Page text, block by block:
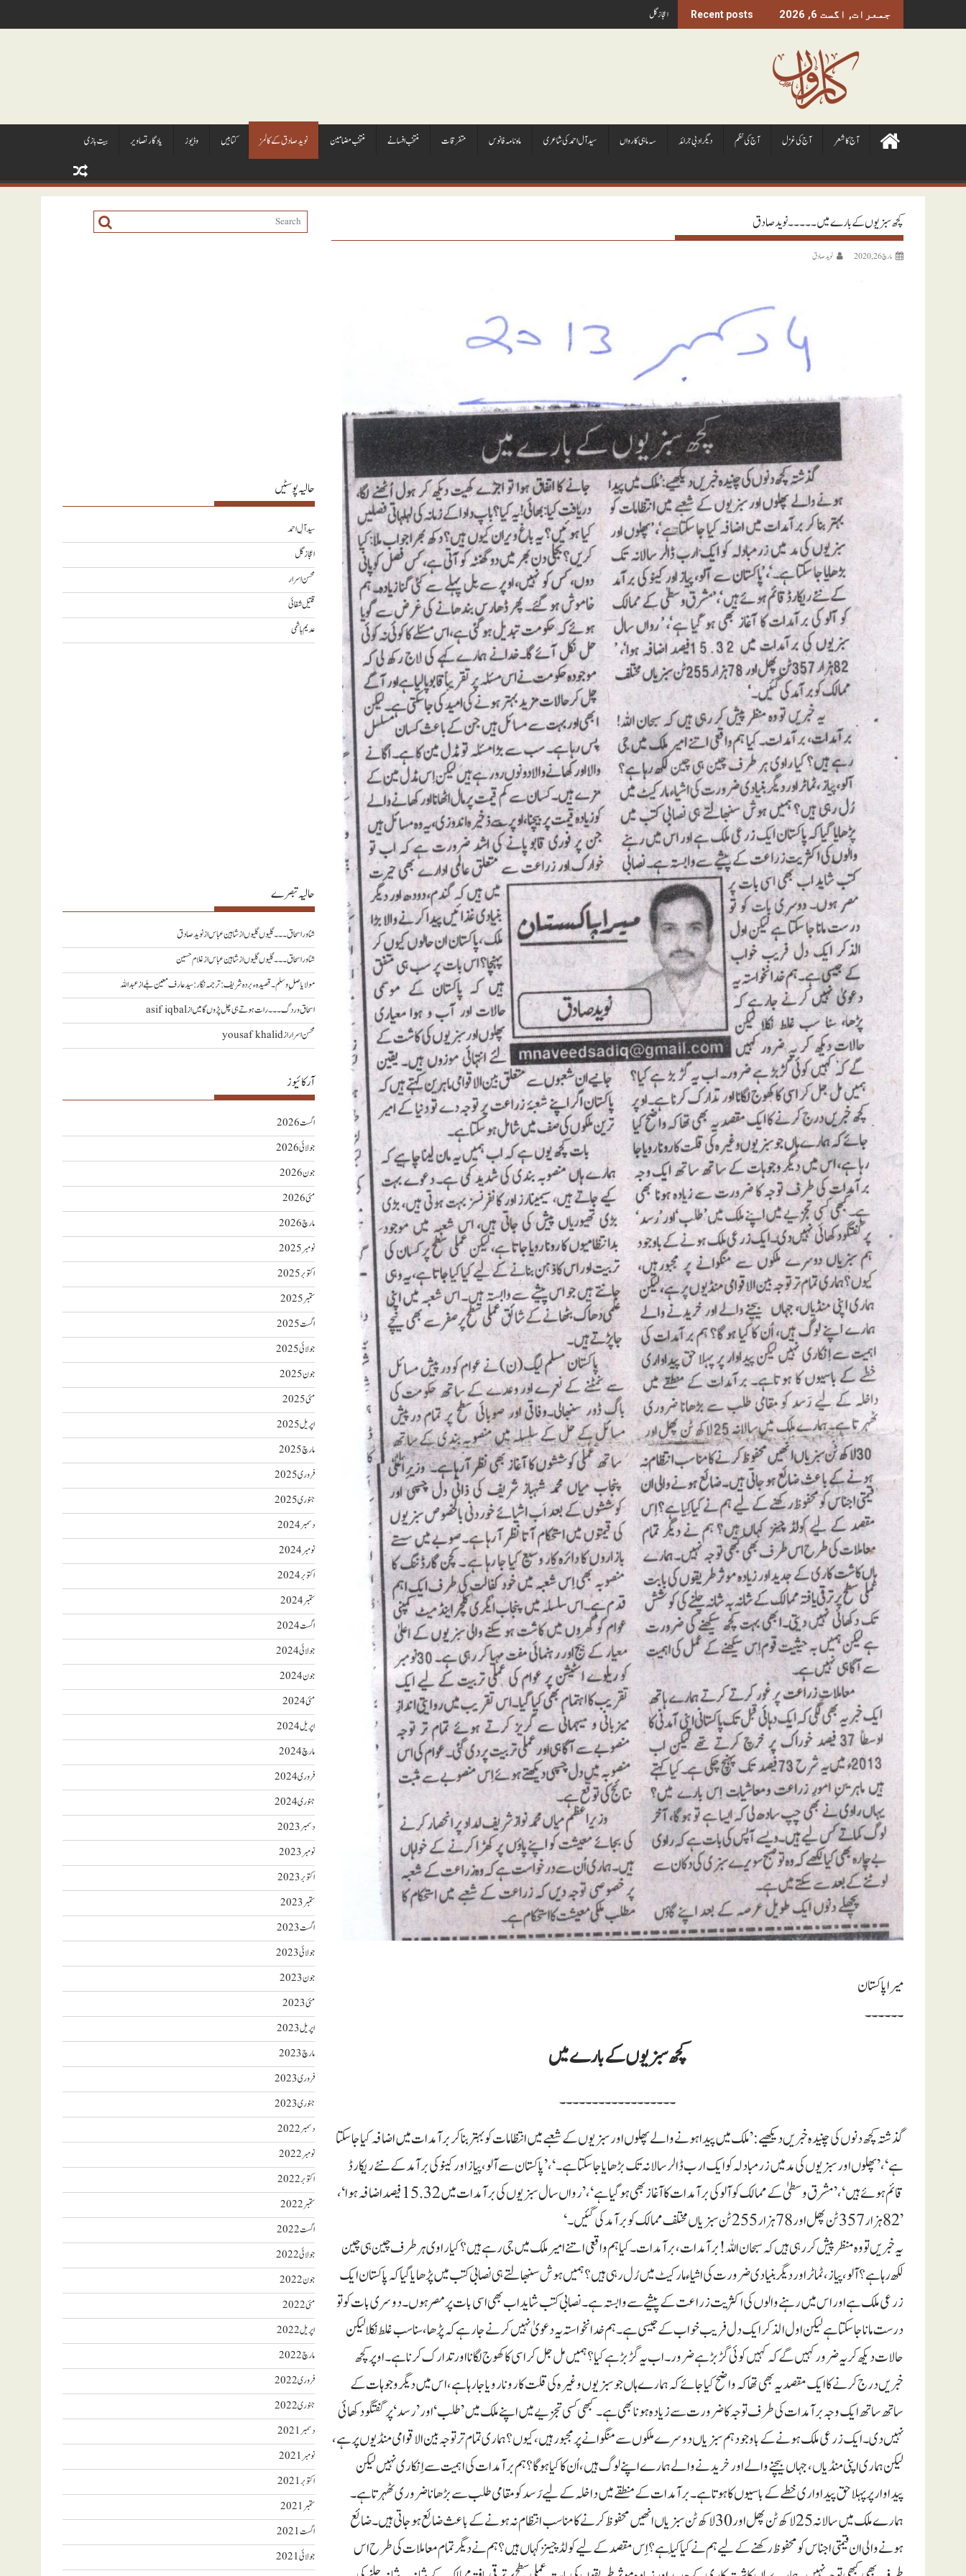
جمعرات, اگست 6, 2026 Recent posts اعجاز گل
آج کا شعر آج کی غزل آج کی نظم ديگر ادبی جرائد سہ ماہی کارواں سيد آل احمد کی شاعری ماہ نامہ فانوس متفرقات منتخب افسانے منتخب مضامين نويد صادق کے کالمز کتابيں وڈيوز يادگار تصاوير بیت بازی
کچھ سبزیوں کے بارے میں ۔۔۔۔۔ نوید صادق
مارچ 26, 2020 نويد صادق
میرا پاکستان
۔۔۔۔۔۔
کچھ سبزیوں کے بارے میں
۔۔۔۔۔۔۔۔۔۔۔۔۔۔۔۔۔۔
گذشتہ کچھ دنوں کی چنیدہ خبریں دیکھیے: ’ملک میں پیدا ہونے والے پھلوں اور سبزیوں کے شعبے میں انتظامات کو بہتر بنا کر برآمدات میں اضافہ کیا جا سکتا
ہے‘، ’پھلوں اور سبزیوں کی مد میں زرمبادلہ کو ایک ارب ڈالر سالانہ تک بڑھایا جا سکتا ہے۔‘، ’پاکستان سے آلو، پیاز اور کینو کی برآمد کے نئے ریکارڈ
قائم ہوئے ہیں‘، ’مشرق وسطیٰ کے ممالک کو آلو کی برآمدات کا آغاز بھی ہو گیا ہے‘، ’ رواں سال سبزیوں کی برآمدات میں 15.32فیصد اضافہ ہوا‘،
’ 82ہزار357ٹن پھل اور 78ہزار255ٹن سبزیاں مختلف ممالک کو برآمد کی گئیں۔‘
یہ خبریں تو وہ منظر پیش کر رہی ہیں کہ سبحان اللہ! برآمدات، برآمدات۔ کیا ہم واقعی اتنے امیر ملک میں جی رہے ہیں؟ کیا راوی ہر طرف چین ہی چین
لکھ رہا ہے؟ آلو، پیاز ، ٹماٹر اور دیگر بنیادی ضرورت کی اشیاءمارکیٹ میں رُل رہی ہیں؟ ہمیں ہوش سنبھالتے ہی نصابی کتب میں پڑھایا گیا کہ پاکستان ایک
زرعی ملک ہے اور اس میں رہنے والوں کی اکثریت زراعت کے پیشے سے وابستہ ہے۔نصابی کتب شاید اب بھی اسی بات پر مصر ہوں۔ دوسری بات کو تو
درست مانا جا سکتا ہے لیکن اول الذکر ایک دل فریب خواب کے جیسی ہے۔ہم خدا نخواستہ یہ دعویٰ نہیں کرنے جارہے کہ پڑھا، سنا سب غلط نکلا لیکن
حالات دیکھ کر یہ ضرور کہیں گے کہ کہیں کوئی گڑبڑ ہے ضرور۔ اب یہ گڑ بڑ ہے کیا؟ ہمیں مل جل کر اسی کا کھوج لگانا اور تدارک کرنا ہے۔اوپر کچھ
خبریں درج کرنے کا ایک مقصد یہ بھی تھا کہ واضح کیا جائے کہ ہمارے ہاں جو سبزیوں وغیرہ کی قلت کا رونا رویا جا رہا ہے، اس میں دیگر وجوہات کے
ساتھ ساتھ ایک وجہ برآمدات کی طرف توجہ کا ضرورت سے زیادہ ہونا بھی ہے۔کبھی کسی تجزیے میں اپنے ملک میں ’طلب‘ اور’ رسد‘ پر گفتگو دکھائی
نہیں دی۔ ایک زرعی ملک ہونے کے باوجود ہم سبزیاں دوسرے ملکوں سے منگوانے پر مجبورہیں، کیوں؟ ہماری تمام تر توجہ بین الاقوامی منڈیوں پر ہے،
لیکن ہماری اپنی منڈیاں، جہاں بیچنے والے اور خریدنے والے ہمارے اپنے لوگ ہیں، اُن کا کیا ہو گا؟ ہم برآمدات کی اہمیت سے اِنکاری نہیں لیکن
پیداوار پر پہلا حق پیداواری خطے کے باسیوں کا ہوتاہے۔ برآمدات کے منطقے میں داخلہ کے لیے رَسد کو مقامی طلب سے بڑھانا ضروری ٹھہرتا ہے۔
ہمارے ملک میں سالانہ 25 لاکھ ٹن پھل اور 30 لاکھ ٹن سبزیاں انھیں محفوظ کرنے کا مناسب انتظام نہ ہونے کے باعث ضائع ہو جاتی ہیں۔ضائع
ہونے والی ان قیمتی اجناس کو محفوظ رکھنے کے لیے ہم نے کیا کِیا ہے؟ اِس مقصد کے لیے کولڈ چینز کہاں ہیں؟ ہم نے دیگر تمام معاملات کی طرح اس
حالیہ پوسٹیں
سید آلِ احمد
اعجاز گل
محسن اسرار
قتیل شفائی
عدیم ہاشمی
حالیہ تبصرے
شناور اسحاق ۔۔۔ گلیوں گلیوں از شاہین عباسازنويد صادق
شناور اسحاق ۔۔۔ گلیوں گلیوں از شاہین عباسازغلام حسین
مولا یا صلِ وسلم ۔قصیدہ ء بردہ شریف: ترجمہ نگار : سید عارف معین بلےازعبداللہ
اسحاق وردگ ۔۔۔ رات ہوتے ہی چل پڑوں گا میںازasif iqbal
محسن اسرارازyousaf khalid
آرکائیوز
اگست 2026
جولائی 2026
جون 2026
مئی 2026
مارچ 2026
نومبر 2025
اکتوبر 2025
ستمبر 2025
اگست 2025
جولائی 2025
جون 2025
مئی 2025
اپریل 2025
مارچ 2025
فروری 2025
جنوری 2025
دسمبر 2024
نومبر 2024
اکتوبر 2024
ستمبر 2024
اگست 2024
جولائی 2024
جون 2024
مئی 2024
اپریل 2024
مارچ 2024
فروری 2024
جنوری 2024
دسمبر 2023
نومبر 2023
اکتوبر 2023
ستمبر 2023
اگست 2023
جولائی 2023
جون 2023
مئی 2023
اپریل 2023
مارچ 2023
فروری 2023
جنوری 2023
دسمبر 2022
نومبر 2022
اکتوبر 2022
ستمبر 2022
اگست 2022
جولائی 2022
جون 2022
مئی 2022
اپریل 2022
مارچ 2022
فروری 2022
جنوری 2022
دسمبر 2021
نومبر 2021
اکتوبر 2021
ستمبر 2021
اگست 2021
جولائی 2021